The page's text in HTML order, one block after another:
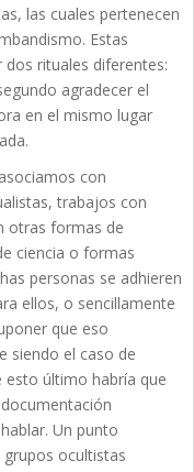
las cuales pertenecen
Estas
rituales diferentes:
agradecer el
en el mismo lugar
con
trabajos con
otras formas de
ciencia o formas
personas se adhieren
ellos, o sencillamente
que eso
siendo el caso de
esto último habría que
Un punto
ocultistas